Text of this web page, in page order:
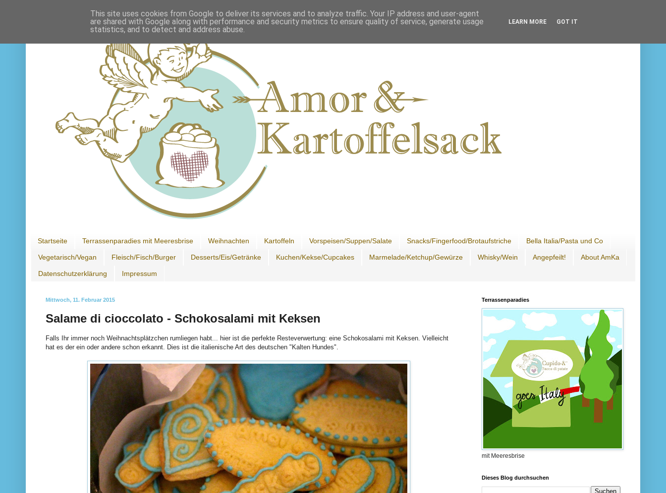
Startseite Terrassenparadies mit Meeresbrise Weihnachten Kartoffeln Vorspeisen/Suppen/Salate Snacks/Fingerfood/Brotaufstriche Bella Italia/Pasta und Co
Vegetarisch/Vegan Fleisch/Fisch/Burger Desserts/Eis/Getränke Kuchen/Kekse/Cupcakes Marmelade/Ketchup/Gewürze Whisky/Wein Angepfeilt! About AmKa
Datenschutzerklärung Impressum
Mittwoch, 11. Februar 2015
Salame di cioccolato - Schokosalami mit Keksen
Falls Ihr immer noch Weihnachtsplätzchen rumliegen habt... hier ist die perfekte Resteverwertung: eine Schokosalami mit Keksen. Vielleicht
hat es der ein oder andere schon erkannt. Dies ist die italienische Art des deutschen "Kalten Hundes".
Terrassenparadies
mit Meeresbrise
Dieses Blog durchsuchen
This site uses cookies from Google to deliver its services and to analyze traffic. Your IP address and user-agent
are shared with Google along with performance and security metrics to ensure quality of service, generate usage
statistics, and to detect and address abuse.
LEARN MORE GOT IT